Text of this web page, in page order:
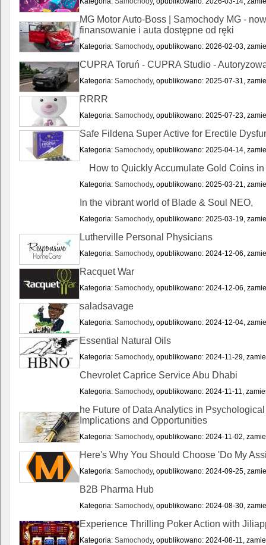
MG Motor Auto-Boss | Samochody MG -
finansowanie i auta dostępne od ręki
Kategoria: Samochody, opublikowano: 2026-02-03,
CUPRA Toruń - CUPRA Studio -
Kategoria: Samochody, opublikowano: 2025-07-31,
RRRR
Kategoria: Samochody, opublikowano: 2025-07-23,
Safe Fildena Super Active for Erectile
Kategoria: Samochody, opublikowano: 2025-04-14,
How to Quickly Accumulate Gold Coins
Kategoria: Samochody, opublikowano: 2025-03-21,
In the vibrant world of Blade & Soul NEO,
Kategoria: Samochody, opublikowano: 2025-03-19,
Lutherville Personal Physicians
Kategoria: Samochody, opublikowano: 2024-12-06,
Racquet War
Kategoria: Samochody, opublikowano: 2024-12-06,
saladsavage
Kategoria: Samochody, opublikowano: 2024-12-04,
Essential Natural Oils
Kategoria: Samochody, opublikowano: 2024-11-29,
Chevrolet Caprice Service Abu Dhabi
Kategoria: Samochody, opublikowano: 2024-11-11,
he Future of Data Analytics in
Implications and Opportunities
Kategoria: Samochody, opublikowano: 2024-11-02,
Here's Why You Should Choose 'Do My
Kategoria: Samochody, opublikowano: 2024-09-25,
B2B Pharma Hub
Kategoria: Samochody, opublikowano: 2024-08-30,
Experience Thrilling Poker Action with
Kategoria: Samochody, opublikowano: 2024-08-11,